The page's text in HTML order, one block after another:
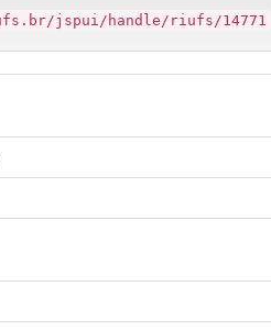
jspui/handle/riufs/14771